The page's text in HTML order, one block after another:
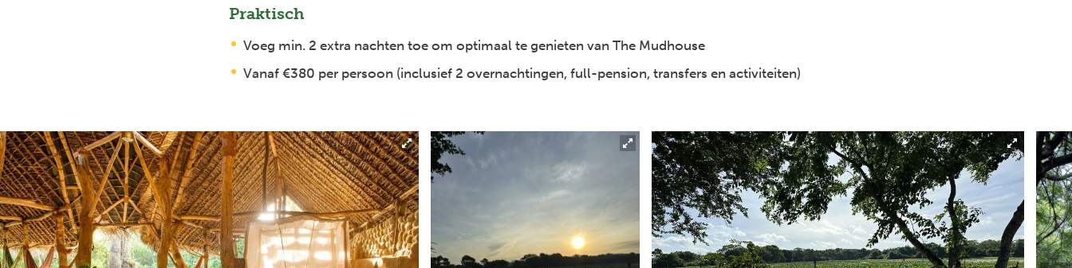
Praktisch
Voeg min. 2 extra nachten toe om optimaal te genieten van The Mudhouse
Vanaf €380 per persoon (inclusief 2 overnachtingen, full-pension, transfers en activiteiten)